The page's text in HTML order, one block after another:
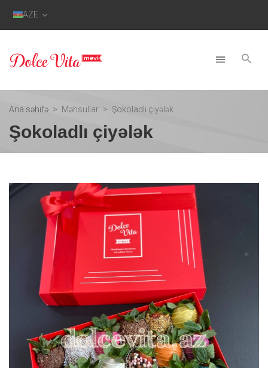
AZE
Ana səhifə Məhsullar Şokoladlı çiyələk
Şokoladlı çiyələk